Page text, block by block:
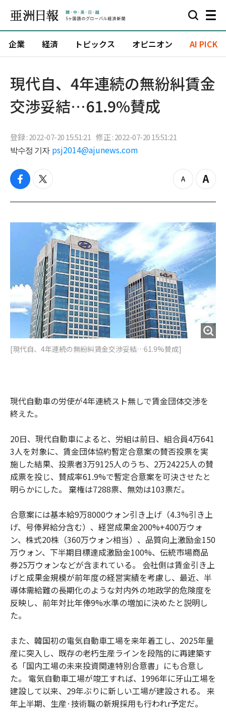
企業 経済 トピックス オピニオン AI PICK
現代自、4年連続の無紛糾賃金
交渉妥結…61.9%賛成
登録 : 2022-07-20 15:51:21 修正 : 2022-07-20 15:51:21
박수정 기자 psj2014@ajunews.com
f
c
b
t
i
t
e
z
o
o
u
Z
o
i
n
[現代自、4年連続の無紛糾賃金交渉妥結…61.9%賛成]
現代自動車の労使が4年連続スト無しで賃金団体交渉を
終えた。
20日、現代自動車によると、労組は前日、組合員4万641
3人を対象に、賃金団体協約暫定合意案の賛否投票を実
施した結果、投票者3万9125人のうち、2万24225人の賛
成票を投じ、賛成率61.9%で暫定合意案を可決させたと
明らかにした。 棄権は7288票、無効は103票だ。
合意案には基本給9万8000ウォン引き上げ（4.3%引き上
げ、号俸昇給分含む）、経営成果金200%+400万ウォ
ン、株式20株（360万ウォン相当）、品質向上激励金150
万ウォン、下半期目標達成激励金100%、伝統市場商品
券25万ウォンなどが含まれている。 会社側は賃金引き上
げと成果金規模が前年度の経営実績を考慮し、最近、半
導体需給難の長期化のような対内外の地政学的危険度を
反映し、前年対比年俸9%水準の増加に決めたと説明し
た。
また、韓国初の電気自動車工場を来年着工し、2025年量
産に突入し、既存の老朽生産ラインを段階的に再建築す
る「国内工場の未来投資関連特別合意書」にも合意し
た。 電気自動車工場が竣工すれば、1996年に牙山工場を
建設して以来、29年ぶりに新しい工場が建設される。 来
年上半期、生産·技術職の新規採用も行われr予定だ。